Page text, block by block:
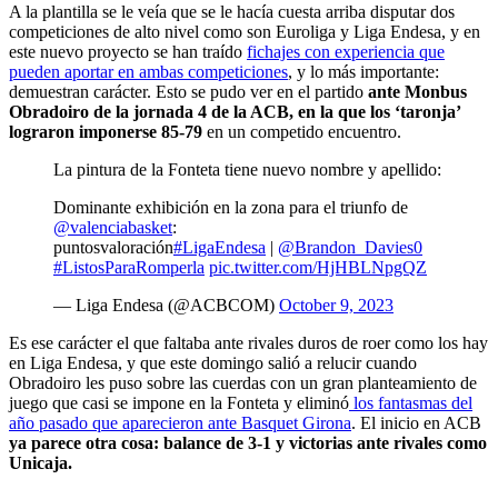
A la plantilla se le veía que se le hacía cuesta arriba disputar dos
competiciones de alto nivel como son Euroliga y Liga Endesa, y en
este nuevo proyecto se han traído fichajes con experiencia que
pueden aportar en ambas competiciones, y lo más importante:
demuestran carácter. Esto se pudo ver en el partido ante Monbus
Obradoiro de la jornada 4 de la ACB, en la que los ‘taronja’
lograron imponerse 85-79 en un competido encuentro.
La pintura de la Fonteta tiene nuevo nombre y apellido:
Dominante exhibición en la zona para el triunfo de
@valenciabasket:
puntosvaloración#LigaEndesa | @Brandon_Davies0
#ListosParaRomperla pic.twitter.com/HjHBLNpgQZ
— Liga Endesa (@ACBCOM) October 9, 2023
Es ese carácter el que faltaba ante rivales duros de roer como los hay
en Liga Endesa, y que este domingo salió a relucir cuando
Obradoiro les puso sobre las cuerdas con un gran planteamiento de
juego que casi se impone en la Fonteta y eliminó los fantasmas del
año pasado que aparecieron ante Basquet Girona. El inicio en ACB
ya parece otra cosa: balance de 3-1 y victorias ante rivales como
Unicaja.